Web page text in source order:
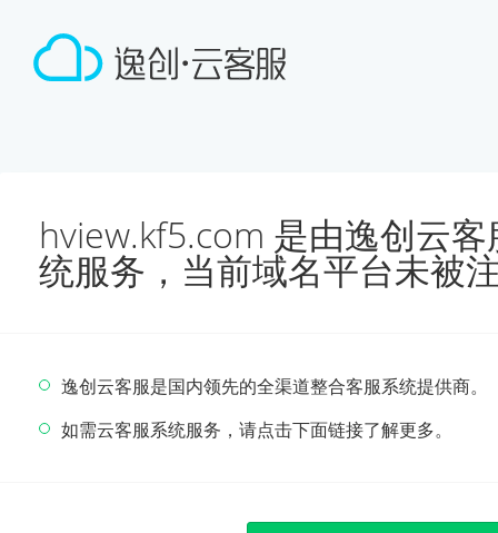
hview.kf5.com 是由逸创云
统服务，当前域名平台未被
逸创云客服是国内领先的全渠道整合客服系统提供商。
如需云客服系统服务，请点击下面链接了解更多。